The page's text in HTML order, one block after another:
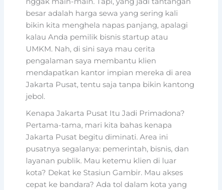
besar adalah harga sewa yang sering kali
bikin kita menghela napas panjang, apalagi
kalau Anda pemilik bisnis startup atau
UMKM. Nah, di sini saya mau cerita
pengalaman saya membantu klien
mendapatkan kantor impian mereka di area
Jakarta Pusat, tentu saja tanpa bikin kantong
jebol.
Kenapa Jakarta Pusat Itu Jadi Primadona?
Pertama-tama, mari kita bahas kenapa
Jakarta Pusat begitu diminati. Area ini
pusatnya segalanya: pemerintah, bisnis, dan
layanan publik. Mau ketemu klien di luar
kota? Dekat ke Stasiun Gambir. Mau akses
cepat ke bandara? Ada tol dalam kota yang